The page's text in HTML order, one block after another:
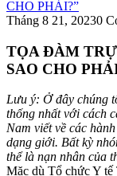
Tháng 8 21, 20230
TỌA ĐÀM
SAO CHO
Lưu ý: Ở đây chúng
thống nhất với cách
Nam viết về các
dạng giới. Bất kỳ
thể là nạn nhân của
Mặc dù Tổ chức Y